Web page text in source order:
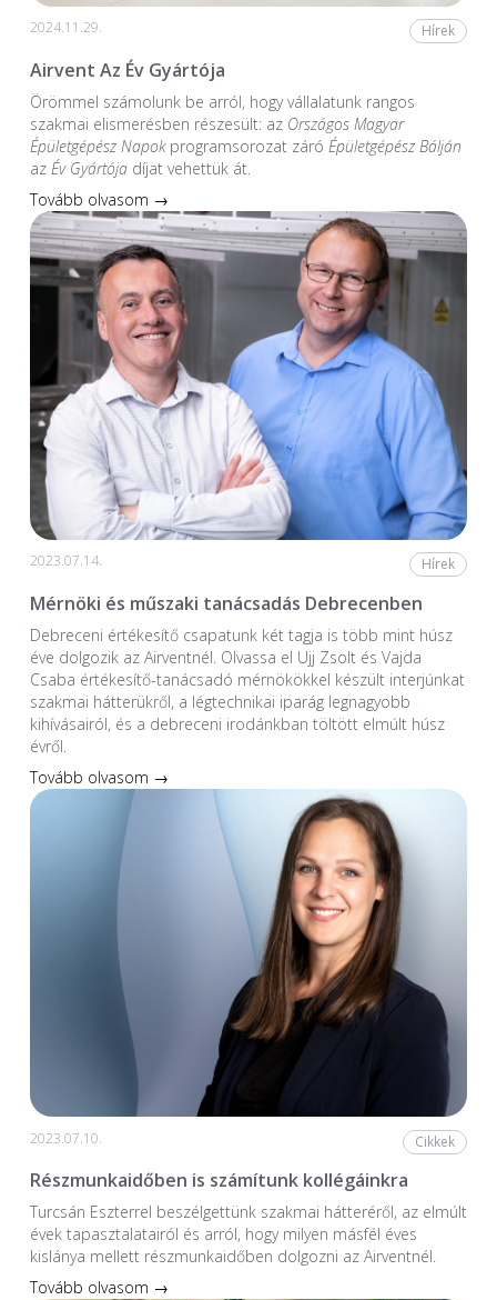
2024.11.29. Hírek
Airvent Az Év Gyártója
Örömmel számolunk be arról, hogy vállalatunk rangos
szakmai elismerésben részesült: az Országos Magyar
Épületgépész Napokprogramsorozat záró Épületgépész Bálján
az Év Gyártójadíjat vehettük át.
Tovább olvasom →
2023.07.14. Hírek
Mérnöki és műszaki tanácsadás Debrecenben
Debreceni értékesítő csapatunk két tagja is több mint húsz
éve dolgozik az Airventnél. Olvassa el Ujj Zsolt és Vajda
Csaba értékesítő-tanácsadó mérnökökkel készült interjúnkat
szakmai hátterükről, a légtechnikai iparág legnagyobb
kihívásairól, és a debreceni irodánkban töltött elmúlt húsz
évről.
Tovább olvasom →
2023.07.10. Cikkek
Részmunkaidőben is számítunk kollégáinkra
Turcsán Eszterrel beszélgettünk szakmai hátteréről, az elmúlt
évek tapasztalatairól és arról, hogy milyen másfél éves
kislánya mellett részmunkaidőben dolgozni az Airventnél.
Tovább olvasom →